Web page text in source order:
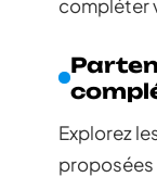
compléter
Explorez
proposées